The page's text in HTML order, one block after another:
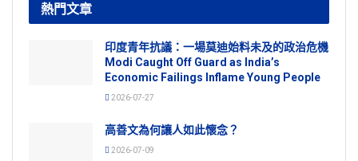
熱門文章
印度青年抗議：一場莫迪始料未及的政治危機
Modi Caught Off Guard as India’s
Economic Failings Inflame Young People
2026-07-27
高善文為何讓人如此懷念？
2026-07-09